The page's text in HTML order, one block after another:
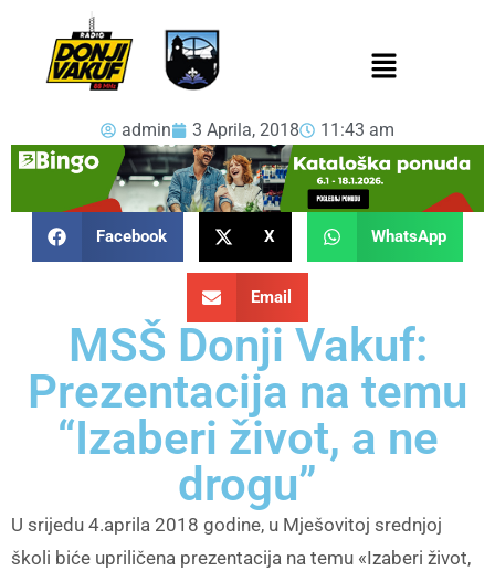
admin 3 Aprila, 2018 11:43 am
Facebook X WhatsApp
Email
MSŠ Donji Vakuf:
Prezentacija na temu
“Izaberi život, a ne
drogu”
U srijedu 4.aprila 2018 godine, u Mješovitoj srednjoj
školi biće upriličena prezentacija na temu «Izaberi život,